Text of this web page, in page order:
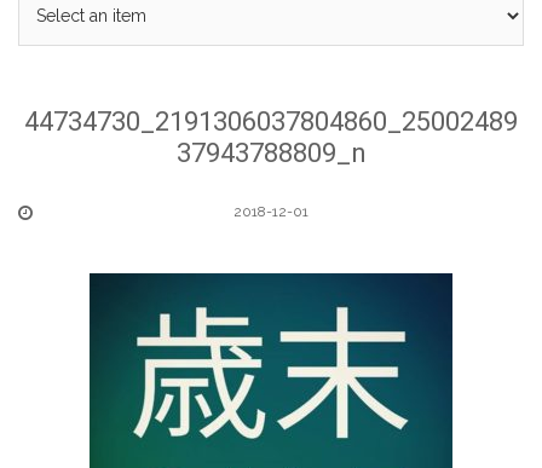
44734730_2191306037804860_25002489
37943788809_n
2018-12-01